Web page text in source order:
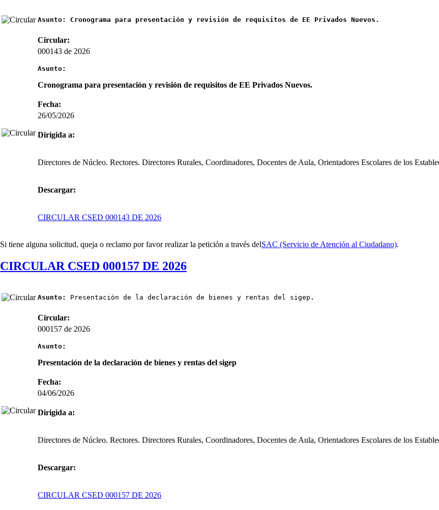
Asunto: Cronograma para presentación y revisión de requisitos de EE Privados Nuevos.
Circular:
000143 de 2026
Asunto:
Cronograma para presentación y revisión de requisitos de EE Privados Nuevos.
Fecha:
26/05/2026
Dirigida a:
Directores de Núcleo. Rectores. Directores Rurales, Coordinadores, Docentes de Aula, Orientadores Escolares de los
Descargar:
CIRCULAR CSED 000143 DE 2026
Si tiene alguna solicitud, queja o reclamo por favor realizar la petición a través delSAC (Servicio de Atención al Ciudadano).
CIRCULAR CSED 000157 DE 2026
Asunto: Presentación de la declaración de bienes y rentas del sigep .
Circular:
000157 de 2026
Asunto:
Presentación de la declaración de bienes y rentas del sigep
Fecha:
04/06/2026
Dirigida a:
Directores de Núcleo. Rectores. Directores Rurales, Coordinadores, Docentes de Aula, Orientadores Escolares de los
Descargar:
CIRCULAR CSED 000157 DE 2026